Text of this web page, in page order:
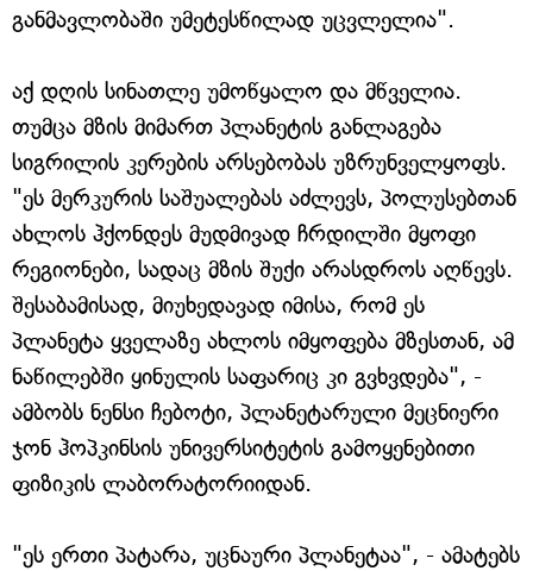
განმავლობაში უმეტესწილად უცვლელია".
აქ დღის სინათლე უმოწყალო და მწველია.
თუმცა მზის მიმართ პლანეტის განლაგება
სიგრილის კერების არსებობას უზრუნველყოფს.
"ეს მერკურის საშუალებას აძლევს, პოლუსებთან
ახლოს ჰქონდეს მუდმივად ჩრდილში მყოფი
რეგიონები, სადაც მზის შუქი არასდროს აღწევს.
შესაბამისად, მიუხედავად იმისა, რომ ეს
პლანეტა ყველაზე ახლოს იმყოფება მზესთან, ამ
ნაწილებში ყინულის საფარიც კი გვხვდება", -
ამბობს ნენსი ჩებოტი, პლანეტარული მეცნიერი
ჯონ ჰოპკინსის უნივერსიტეტის გამოყენებითი
ფიზიკის ლაბორატორიიდან.
"ეს ერთი პატარა, უცნაური პლანეტაა", - ამატებს